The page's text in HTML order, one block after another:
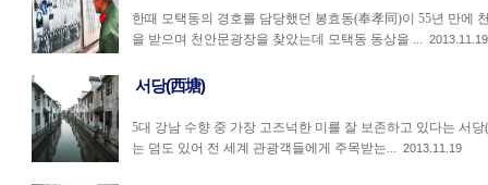
한때 모택동의 경호를 담당했던 봉효동(奉孝同)이 55년 만에
을 받으며 천안문광장을 찾았는데 모택동 동상을 ... 2013.11.19
서당(西塘)
5대 강남 수향 중 가장 고즈넉한 미를 잘 보존하고 있다는 서
는 덤도 있어 전 세계 관광객들에게 주목받는... 2013.11.19